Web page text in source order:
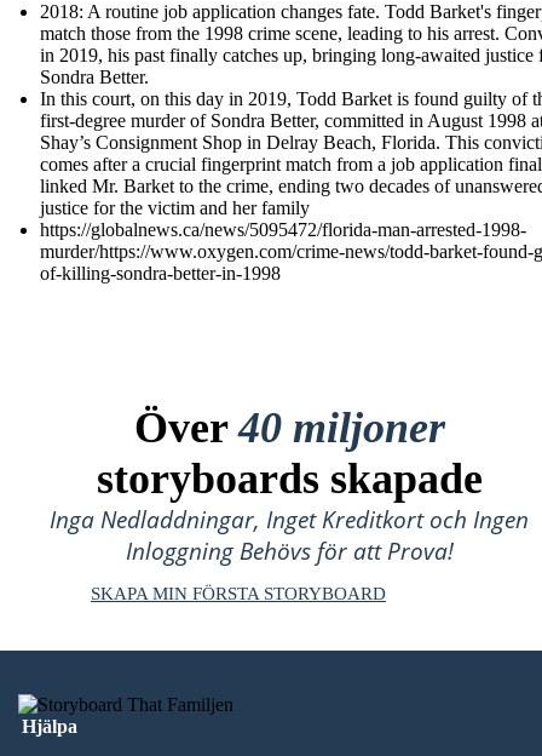
2018: A routine job application changes fate. Todd Barket's
match those from the 1998 crime scene, leading to his arrest.
in 2019, his past finally catches up, bringing long-awaited justice
Sondra Better.
In this court, on this day in 2019, Todd Barket is found guilty of
first-degree murder of Sondra Better, committed in August 1998
Shay’s Consignment Shop in Delray Beach, Florida. This
comes after a crucial fingerprint match from a job application
linked Mr. Barket to the crime, ending two decades of
justice for the victim and her family
https://globalnews.ca/news/5095472/florida-man-arrested-1998-
murder/https://www.oxygen.com/crime-news/todd-barket-found-
of-killing-sondra-better-in-1998
Över40 miljoner
storyboards skapade
Inga Nedladdningar, Inget Kreditkort och Ingen
Inloggning Behövs för att Prova!
SKAPA MIN FÖRSTA STORYBOARD
Hjälpa